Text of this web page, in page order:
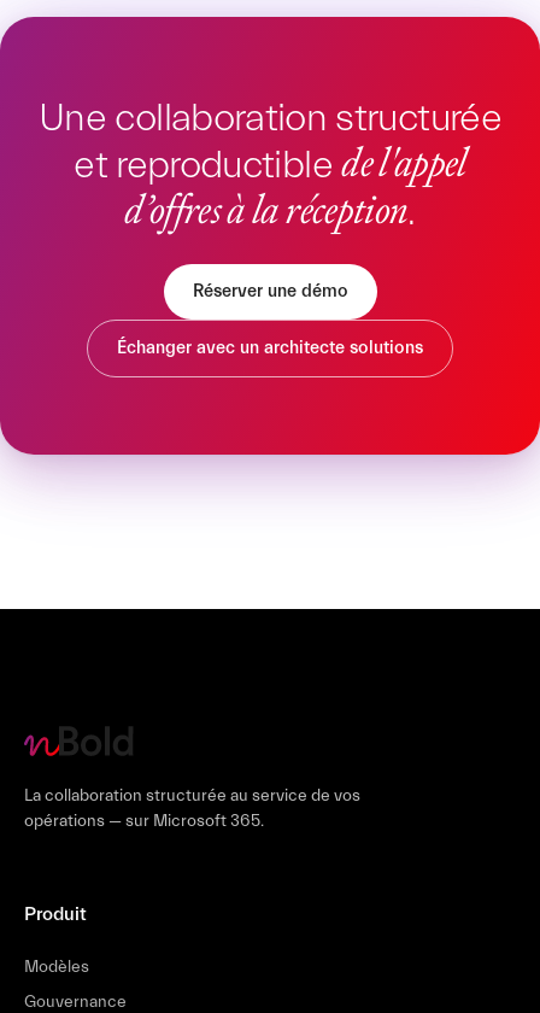
Une collaboration structurée
et reproductiblede l'appel
d’offres à la réception.
Réserver une démo
Échanger avec un architecte solutions
La collaboration structurée au service de vos
opérations — sur Microsoft 365.
Produit
Modèles
Gouvernance